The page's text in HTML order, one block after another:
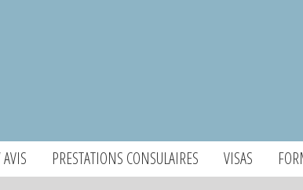
PRESTATIONS CONSULAIRES VISAS